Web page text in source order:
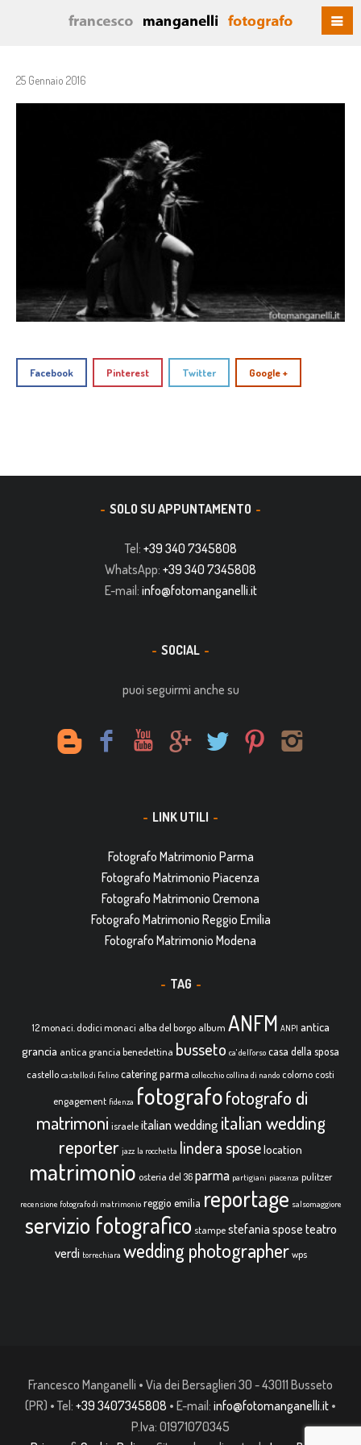
25 Gennaio 2016
Facebook Pinterest Twitter Google +
SOLO SU APPUNTAMENTO
Tel: +39 340 7345808
WhatsApp: +39 340 7345808
E-mail: info@fotomanganelli.it
SOCIAL
puoi seguirmi anche su
LINK UTILI
Fotografo Matrimonio Parma
Fotografo Matrimonio Piacenza
Fotografo Matrimonio Cremona
Fotografo Matrimonio Reggio Emilia
Fotografo Matrimonio Modena
TAG
12 monaci. dodici monaci alba del borgo album ANFM ANPI antica
grancia antica grancia benedettina busseto ca' dell'orso casa della sposa
castello castello di Felino catering parma collecchio collina di nando colorno costi
engagement fidenza fotografofotografo di
matrimoni israele italian wedding italian wedding
reporter jazz la rocchetta lindera sposelocation
matrimonio osteria del 36parma partigiani piacenza pulitzer
recensione fotografo di matrimonio reggio emilia reportage salsomaggiore
servizio fotografico stampe stefania spose teatro
verdi torrechiara wedding photographer wps
Francesco Manganelli • Via dei Bersaglieri 30 - 43011 Busseto
(PR) • Tel: +39 3407345808 • E-mail: info@fotomanganelli.it •
P.Iva: 01971070345